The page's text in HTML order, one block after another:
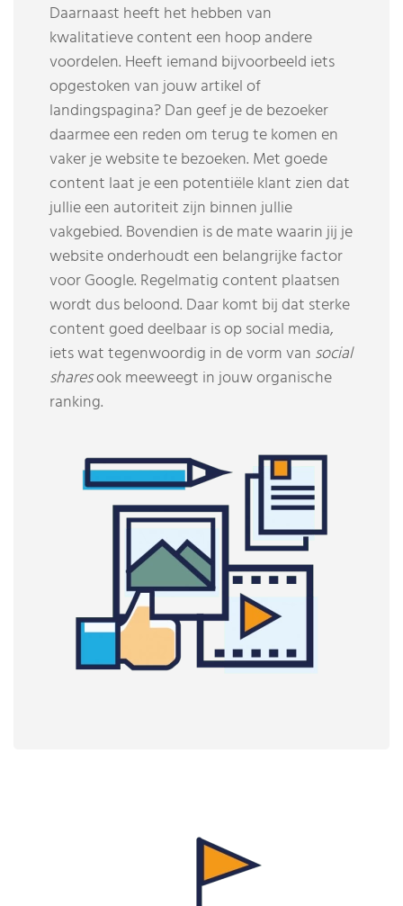
Daarnaast heeft het hebben van
kwalitatieve content een hoop andere
voordelen. Heeft iemand bijvoorbeeld iets
opgestoken van jouw artikel of
landingspagina? Dan geef je de bezoeker
daarmee een reden om terug te komen en
vaker je website te bezoeken. Met goede
content laat je een potentiële klant zien dat
jullie een autoriteit zijn binnen jullie
vakgebied. Bovendien is de mate waarin jij je
website onderhoudt een belangrijke factor
voor Google. Regelmatig content plaatsen
wordt dus beloond. Daar komt bij dat sterke
content goed deelbaar is op social media,
iets wat tegenwoordig in de vorm van social
sharesook meeweegt in jouw organische
ranking.